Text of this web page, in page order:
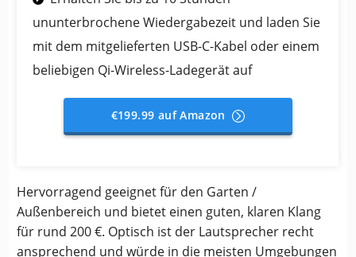
ununterbrochene Wiedergabezeit und laden Sie
mit dem mitgelieferten USB-C-Kabel oder einem
beliebigen Qi-Wireless-Ladegerät auf
€199.99 auf Amazon
Hervorragend geeignet für den Garten /
Außenbereich und bietet einen guten, klaren Klang
für rund 200 €. Optisch ist der Lautsprecher recht
ansprechend und würde in die meisten Umgebungen